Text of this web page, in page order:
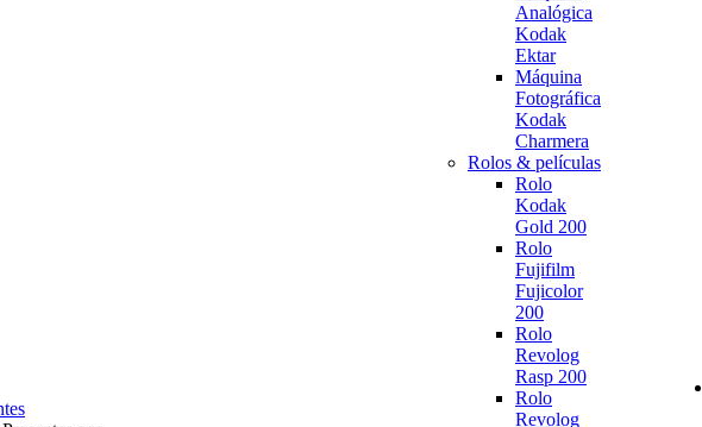
Analógica
Kodak
Ektar
Máquina
Fotográfica
Kodak
Charmera
Rolos & películas
Rolo
Kodak
Gold 200
Rolo
Fujifilm
Fujicolor
200
Rolo
Revolog
Rasp 200
Rolo
Revolog